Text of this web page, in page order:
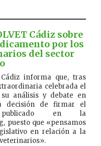
Cádiz sobre
por los
del sector
informa que, tras
celebrada el
análisis y debate en
decisión de firmar el
publicado en la
puesto que «pensamos
en relación a la